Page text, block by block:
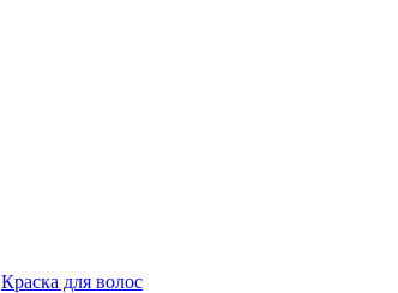
Краска для волос